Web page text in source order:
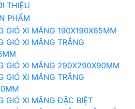
THIỆU
PHẨM
GIÓ XI MĂNG 190X190X65MM
GIÓ XI MĂNG TRẮNG
GIÓ XI MĂNG 290X290X90MM
GIÓ XI MĂNG TRẮNG
GIÓ XI MĂNG ĐẶC BIỆT